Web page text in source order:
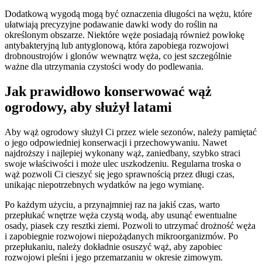
Dodatkową wygodą mogą być oznaczenia długości na wężu, które
ułatwiają precyzyjne podawanie dawki wody do roślin na
określonym obszarze. Niektóre węże posiadają również powłokę
antybakteryjną lub antyglonową, która zapobiega rozwojowi
drobnoustrojów i glonów wewnątrz węża, co jest szczególnie
ważne dla utrzymania czystości wody do podlewania.
Jak prawidłowo konserwować wąż
ogrodowy, aby służył latami
Aby wąż ogrodowy służył Ci przez wiele sezonów, należy pamiętać
o jego odpowiedniej konserwacji i przechowywaniu. Nawet
najdroższy i najlepiej wykonany wąż, zaniedbany, szybko straci
swoje właściwości i może ulec uszkodzeniu. Regularna troska o
wąż pozwoli Ci cieszyć się jego sprawnością przez długi czas,
unikając niepotrzebnych wydatków na jego wymianę.
Po każdym użyciu, a przynajmniej raz na jakiś czas, warto
przepłukać wnętrze węża czystą wodą, aby usunąć ewentualne
osady, piasek czy resztki ziemi. Pozwoli to utrzymać drożność węża
i zapobiegnie rozwojowi niepożądanych mikroorganizmów. Po
przepłukaniu, należy dokładnie osuszyć wąż, aby zapobiec
rozwojowi pleśni i jego przemarzaniu w okresie zimowym.